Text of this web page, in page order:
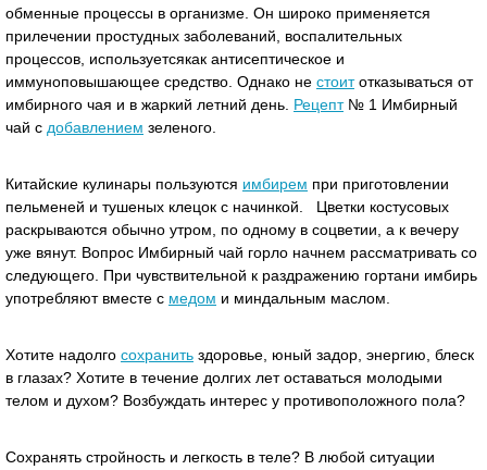
обменные процессы в организме. Он широко применяется
прилечении простудных заболеваний, воспалительных
процессов, используетсякак антисептическое и
иммуноповышающее средство. Однако не стоитотказываться от
имбирного чая и в жаркий летний день. Рецепт№ 1 Имбирный
чай с добавлением зеленого.
Китайские кулинары пользуются имбирем при приготовлении
пельменей и тушеных клецок с начинкой. Цветки костусовых
раскрываются обычно утром, по одному в соцветии, а к вечеру
уже вянут. Вопрос Имбирный чай горло начнем рассматривать со
следующего. При чувствительной к раздражению гортани имбирь
употребляют вместе с медом и миндальным маслом.
Хотите надолго сохранить здоровье, юный задор, энергию, блеск
в глазах? Хотите в течение долгих лет оставаться молодыми
телом и духом? Возбуждать интерес у противоположного пола?
Сохранять стройность и легкость в теле? В любой ситуации